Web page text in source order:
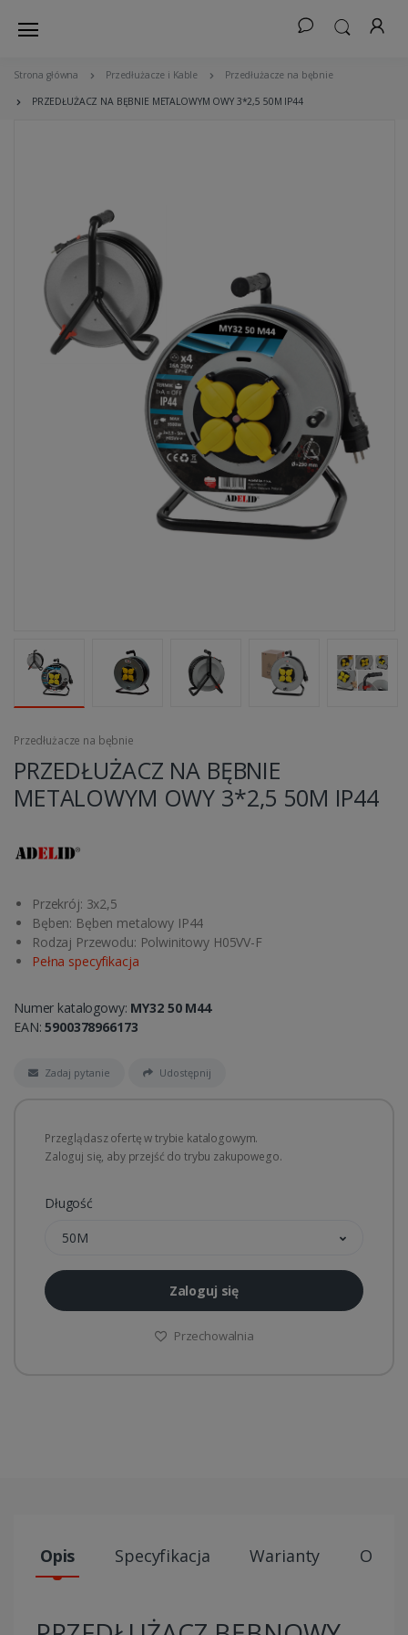
Strona główna Przedłużacze i Kable Przedłużacze na bębnie
PRZEDŁUŻACZ NA BĘBNIE METALOWYM OWY 3*2,5 50M IP44
Przedłużacze na bębnie
PRZEDŁUŻACZ NA BĘBNIE
METALOWYM OWY 3*2,5 50M IP44
Przekrój: 3x2,5
Bęben: Bęben metalowy IP44
Rodzaj Przewodu: Polwinitowy H05VV-F
Pełna specyfikacja
Numer katalogowy: MY32 50 M44
EAN:5900378966173
Zadaj pytanie Udostępnij
Przeglądasz ofertę w trybie katalogowym.
Zaloguj się, aby przejść do trybu zakupowego.
Długość
50M
Zaloguj się
Przechowalnia
Opis Specyfikacja Warianty